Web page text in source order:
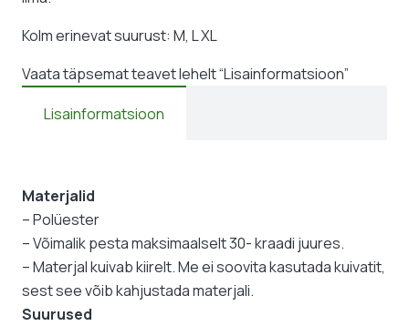
Kolm erinevat suurust: M, L XL
Vaata täpsemat teavet lehelt “Lisainformatsioon”
Lisainformatsioon
Materjalid
– Polüester
– Võimalik pesta maksimaalselt 30- kraadi juures.
– Materjal kuivab kiirelt. Me ei soovita kasutada kuivatit,
sest see võib kahjustada materjali.
Suurused